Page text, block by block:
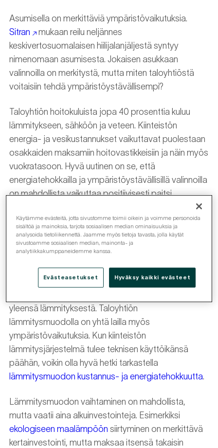
Asumisella on merkittäviä ympäristövaikutuksia.
Sitran
mukaan reilu neljännes
keskivertosuomalaisen hiilijalanjäljestä syntyy
nimenomaan asumisesta. Jokaisen asukkaan
valinnoilla on merkitystä, mutta miten taloyhtiöstä
voitaisiin tehdä ympäristöystävällisempi?
Taloyhtiön hoitokuluista jopa 40 prosenttia kuluu
lämmitykseen, sähköön ja veteen. Kiinteistön
energia- ja vesikustannukset vaikuttavat puolestaan
osakkaiden maksamiin hoitovastikkeisiin ja näin myös
vuokratasoon. Hyvä uutinen on se, että
energiatehokkailla ja ympäristöystävällisillä valinnoilla
on mahdollista vaikuttaa positiivisesti paitsi
kustannuksiin.
Ekologinen lämmitysmuoto tuo myös
rahallisia säästöjä
yleensä lämmityksestä. Taloyhtiön
lämmitysmuodolla on yhtä lailla myös
ympäristövaikutuksia. Kun kiinteistön
lämmitysjärjestelmä tulee teknisen käyttöikänsä
päähän, voikin olla hyvä hetki tarkastella
lämmitysmuodon kustannus- ja energiatehokkuutta.
Lämmitysmuodon vaihtaminen on mahdollista,
mutta vaatii aina alkuinvestointeja. Esimerkiksi
ekologiseen maalämpöön siirtyminen on merkittävä
kertainvestointi, mutta maksaa itsensä takaisin
Käytämme evästeitä, jotta sivustomme toimii oikein ja voimme personoida
sisältöä ja mainoksia, tarjota sosiaalisen median ominaisuuksia ja
analysoida tietoliikennettä. Jaamme myös tietoja tavasta, jolla käytät
sivustoamme sosiaalisen median, mainonta- ja
analytiikkakumppaneidemme kanssa.
Evästeasetukset Hyväksy kaikki evästeet